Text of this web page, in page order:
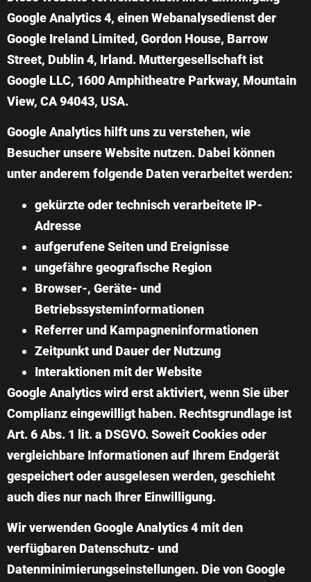
Google Analytics 4, einen Webanalysedienst der
Google Ireland Limited, Gordon House, Barrow
Street, Dublin 4, Irland. Muttergesellschaft ist
Google LLC, 1600 Amphitheatre Parkway, Mountain
View, CA 94043, USA.
Google Analytics hilft uns zu verstehen, wie
Besucher unsere Website nutzen. Dabei können
unter anderem folgende Daten verarbeitet werden:
gekürzte oder technisch verarbeitete IP-
Adresse
aufgerufene Seiten und Ereignisse
ungefähre geografische Region
Browser-, Geräte- und
Betriebssysteminformationen
Referrer und Kampagneninformationen
Zeitpunkt und Dauer der Nutzung
Interaktionen mit der Website
Google Analytics wird erst aktiviert, wenn Sie über
Complianz eingewilligt haben. Rechtsgrundlage ist
Art. 6 Abs. 1 lit. a DSGVO. Soweit Cookies oder
vergleichbare Informationen auf Ihrem Endgerät
gespeichert oder ausgelesen werden, geschieht
auch dies nur nach Ihrer Einwilligung.
Wir verwenden Google Analytics 4 mit den
verfügbaren Datenschutz- und
Datenminimierungseinstellungen. Die von Google